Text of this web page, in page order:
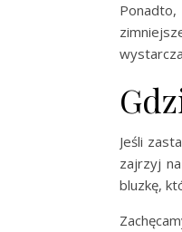
Jeśli
zajrzyj
bluzkę,